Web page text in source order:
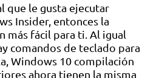
que le gusta ejecutar
Insider, entonces la
más fácil para ti. Al igual
comandos de teclado para
Windows 10 compilación
ahora tienen la misma